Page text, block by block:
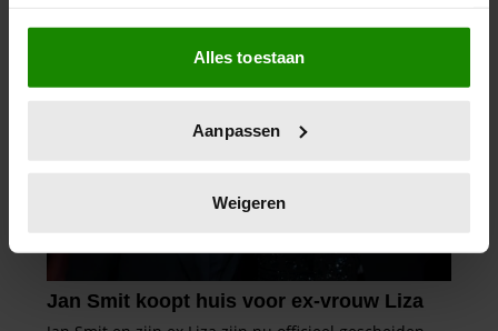
Als u het toestaat, willen we ook graag:
Informatie verzamelen over uw geografische
locatie, die tot een paar meter nauwkeurig kan zijn
scannen op specifieke eigenschappen (fingerprinting)
verwerkt en stel uw voorkeuren in het
intrekken in de Cookieverklaring.
We gebruiken cookies om content en advertenties te
Alles toestaan
Aanpassen
Weigeren